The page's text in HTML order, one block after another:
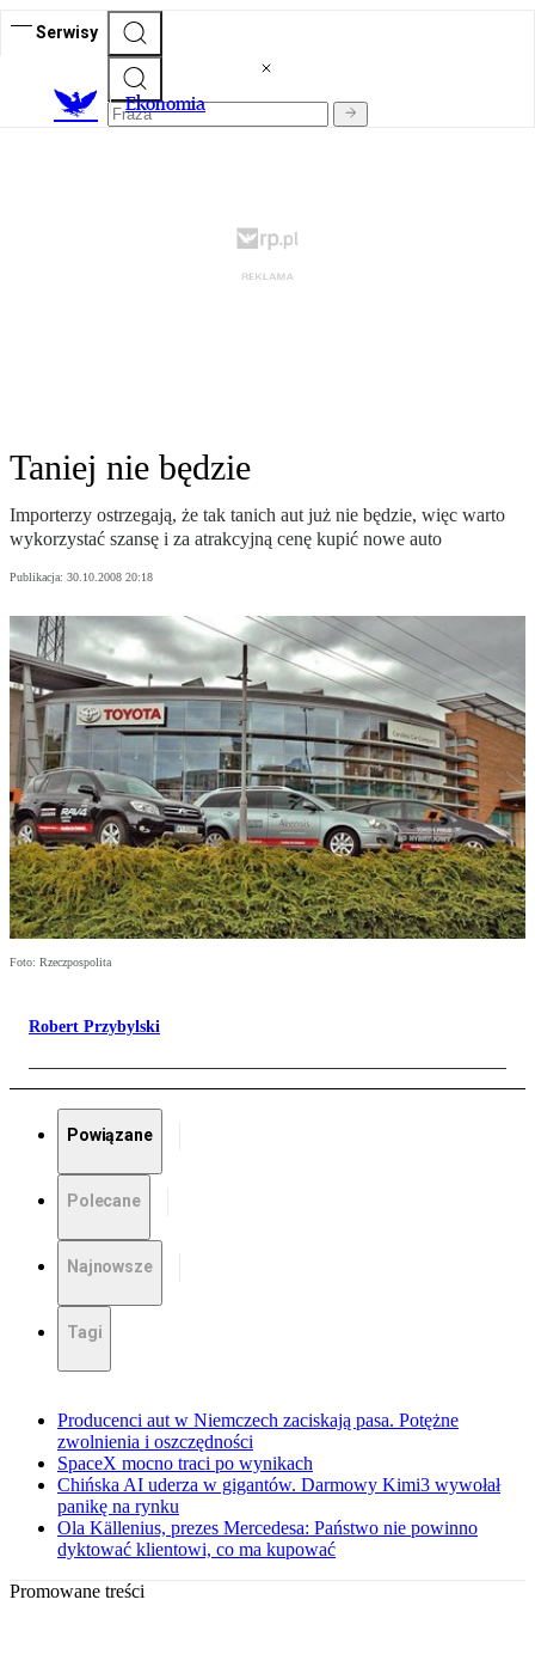
Serwisy
Ekonomia
Taniej nie będzie
Importerzy ostrzegają, że tak tanich aut już nie będzie, więc warto
wykorzystać szansę i za atrakcyjną cenę kupić nowe auto
Publikacja: 30.10.2008 20:18
Foto: Rzeczpospolita
Robert Przybylski
Powiązane
Polecane
Najnowsze
Tagi
Producenci aut w Niemczech zaciskają pasa. Potężne
zwolnienia i oszczędności
SpaceX mocno traci po wynikach
Chińska AI uderza w gigantów. Darmowy Kimi3 wywołał
panikę na rynku
Ola Källenius, prezes Mercedesa: Państwo nie powinno
dyktować klientowi, co ma kupować
Promowane treści